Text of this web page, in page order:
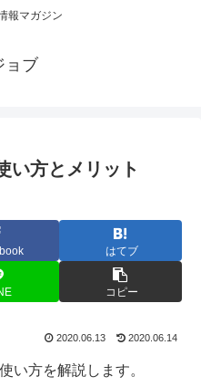
報マガジン
ョブ
い方とメリット
はてブ
コピー
2020.06.13 2020.06.14
い方を解説します。